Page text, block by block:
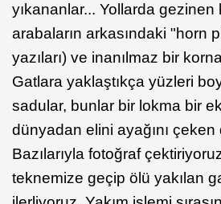
yıkananlar... Yollarda gezinen
arabaların arkasındaki "horn
yazıları) ve inanılmaz bir
Gatlara yaklaştıkça yüzleri
sadular, bunlar bir lokma bir
dünyadan elini ayağını çeken
Bazılarıyla fotoğraf
teknemize geçip ölü yakılan